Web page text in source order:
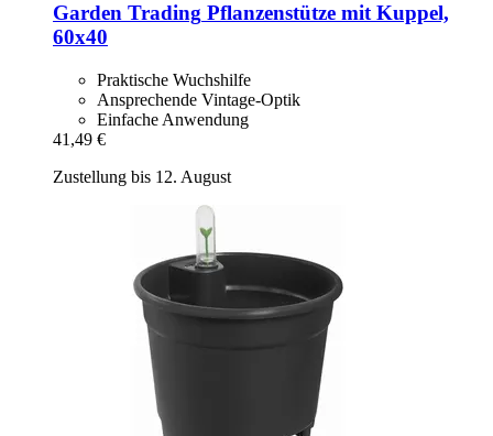
Garden Trading Pflanzenstütze mit Kuppel,
60x40
Praktische Wuchshilfe
Ansprechende Vintage-Optik
Einfache Anwendung
41,49 €
Zustellung bis 12. August